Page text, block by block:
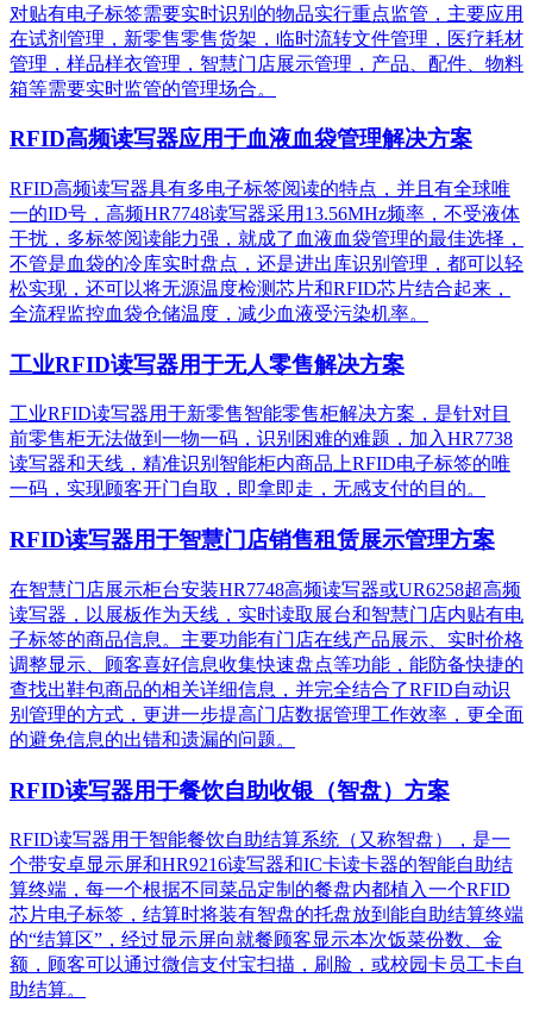
对贴有电子标签需要实时识别的物品实行重点监管，主要应用
在试剂管理，新零售零售货架，临时流转文件管理，医疗耗材
管理，样品样衣管理，智慧门店展示管理，产品、配件、物料
箱等需要实时监管的管理场合。
RFID高频读写器应用于血液血袋管理解决方案
RFID高频读写器具有多电子标签阅读的特点，并且有全球唯
一的ID号，高频HR7748读写器采用13.56MHz频率，不受液体
干扰，多标签阅读能力强，就成了血液血袋管理的最佳选择，
不管是血袋的冷库实时盘点，还是进出库识别管理，都可以轻
松实现，还可以将无源温度检测芯片和RFID芯片结合起来，
全流程监控血袋仓储温度，减少血液受污染机率。
工业RFID读写器用于无人零售解决方案
工业RFID读写器用于新零售智能零售柜解决方案，是针对目
前零售柜无法做到一物一码，识别困难的难题，加入HR7738
读写器和天线，精准识别​智能柜内商品上RFID电子标签的唯
一码，实现顾客开门自取，即拿即走，无感支付的目的。
RFID读写器用于智慧门店销售租赁展示管理方案
在智慧门店展示柜台安装HR7748高频读写器或UR6258超高频
读写器，以展板作为天线，实时读取展台和智慧门店内贴有电
子标签的商品信息。主要功能有门店在线产品展示、实时价格
调整显示、顾客喜好信息收集快速盘点等功能，能防备快捷的
查找出鞋包商品的相关详细信息，并完全结合了RFID自动识
别管理的方式，更进一步提高门店数据管理工作效率，更全面
的避免信息的出错和遗漏的问题。
RFID读写器用于餐饮自助收银（智盘）方案
RFID读写器用于智能餐饮自助结算系统（又称智盘），是一
个带安卓显示屏和HR9216读写器和IC卡读卡器的智能自助结
算终端，每一个根据不同菜品定制的餐盘内都植入一个RFID
芯片电子标签，结算时将装有智盘的托盘放到能自助结算终端
的“结算区”，经过显示屏向就餐顾客显示本次饭菜份数、金
额，顾客可以通过微信支付宝扫描，刷脸，或校园卡员工卡自
助结算。